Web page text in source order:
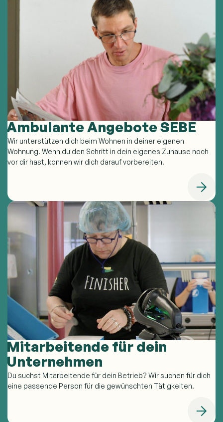
Ambulante Angebote SEBE
Wir unterstützen dich beim Wohnen in deiner eigenen
Wohnung. Wenn du den Schritt in dein eigenes Zuhause noch
vor dir hast, können wir dich darauf vorbereiten.
Mitarbeitende für dein
Unternehmen
Du suchst Mitarbeitende für dein Betrieb? Wir suchen für dich
eine passende Person für die gewünschten Tätigkeiten.